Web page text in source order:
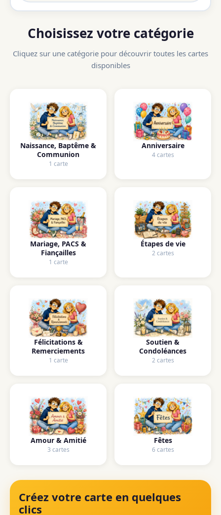
Choisissez votre catégorie
Cliquez sur une catégorie pour découvrir toutes les cartes
disponibles
Naissance, Baptême &
Communion
1 carte
Anniversaire
4 cartes
Mariage, PACS &
Fiançailles
1 carte
Étapes de vie
2 cartes
Félicitations &
Remerciements
1 carte
Soutien &
Condoléances
2 cartes
Amour & Amitié
3 cartes
Fêtes
6 cartes
Créez votre carte en quelques
clics